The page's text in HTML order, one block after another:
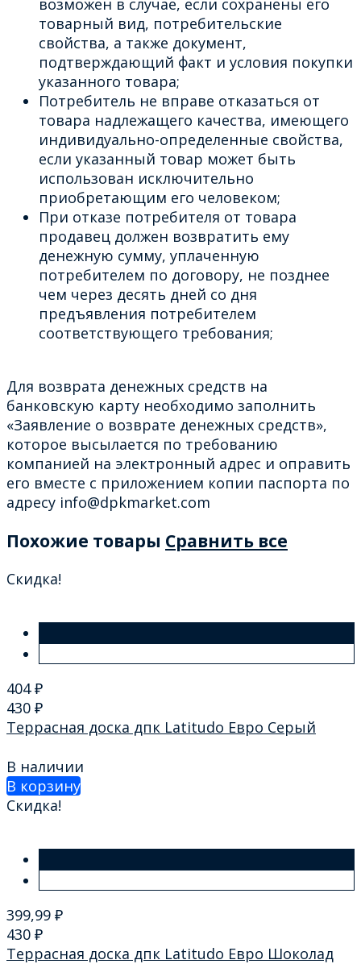
возможен в случае, если сохранены его
товарный вид, потребительские
свойства, а также документ,
подтверждающий факт и условия покупки
указанного товара;
Потребитель не вправе отказаться от
товара надлежащего качества, имеющего
индивидуально-определенные свойства,
если указанный товар может быть
использован исключительно
приобретающим его человеком;
При отказе потребителя от товара
продавец должен возвратить ему
денежную сумму, уплаченную
потребителем по договору, не позднее
чем через десять дней со дня
предъявления потребителем
соответствующего требования;
Для возврата денежных средств на
банковскую карту необходимо заполнить
«Заявление о возврате денежных средств»,
которое высылается по требованию
компанией на электронный адрес и оправить
его вместе с приложением копии паспорта по
адресу info@dpkmarket.com
Похожие товары Сравнить все
Скидка!
404₽
430 ₽
Террасная доска дпк Latitudo Евро Серый
В наличии
В корзину
Скидка!
399,99 ₽
430 ₽
Террасная доска дпк Latitudo Евро Шоколад